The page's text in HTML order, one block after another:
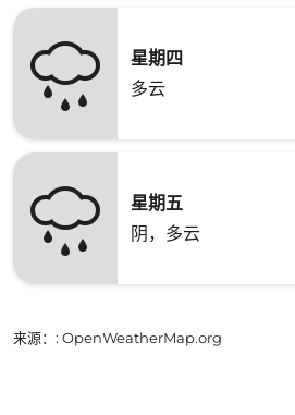
星期四
多云
星期五
阴，多云
来源： : OpenWeatherMap.org